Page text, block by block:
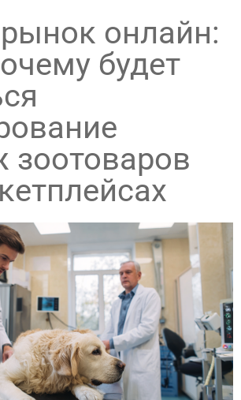
онлайн:
будет
зоотоваров